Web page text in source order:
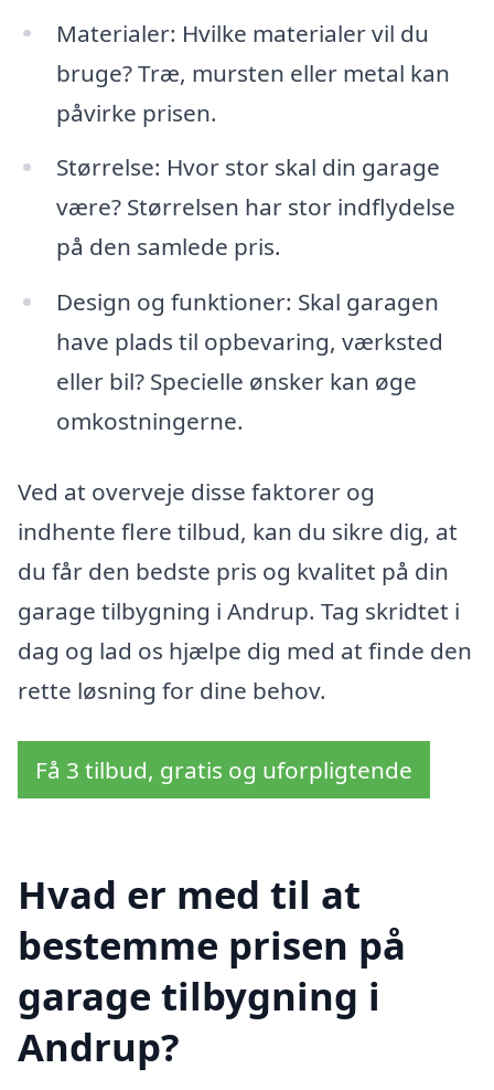
Materialer: Hvilke materialer vil du
bruge? Træ, mursten eller metal kan
påvirke prisen.
Størrelse: Hvor stor skal din garage
være? Størrelsen har stor indflydelse
på den samlede pris.
Design og funktioner: Skal garagen
have plads til opbevaring, værksted
eller bil? Specielle ønsker kan øge
omkostningerne.
Ved at overveje disse faktorer og
indhente flere tilbud, kan du sikre dig, at
du får den bedste pris og kvalitet på din
garage tilbygning i Andrup. Tag skridtet i
dag og lad os hjælpe dig med at finde den
rette løsning for dine behov.
Få 3 tilbud, gratis og uforpligtende
Hvad er med til at
bestemme prisen på
garage tilbygning i
Andrup?